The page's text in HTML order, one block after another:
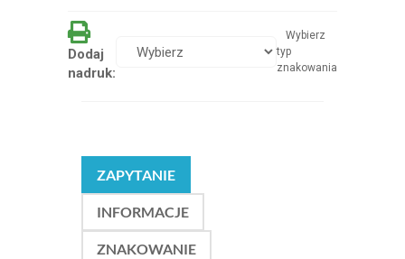
Dodaj
nadruk:
Wybierz
typ
znakowania
ZAPYTANIE
INFORMACJE
ZNAKOWANIE